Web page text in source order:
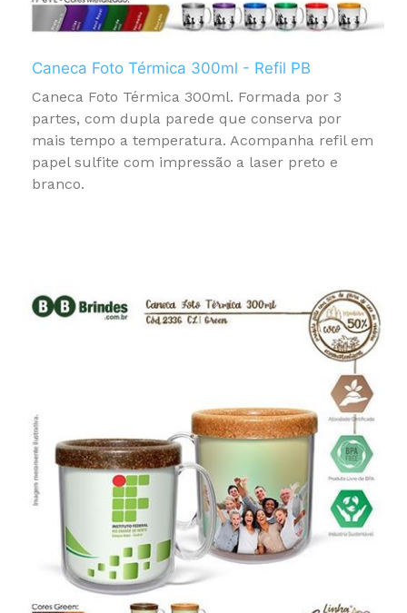
Caneca Foto Térmica 300ml - Refil PB
Caneca Foto Térmica 300ml. Formada por 3
partes, com dupla parede que conserva por
mais tempo a temperatura. Acompanha refil em
papel sulfite com impressão a laser preto e
branco.